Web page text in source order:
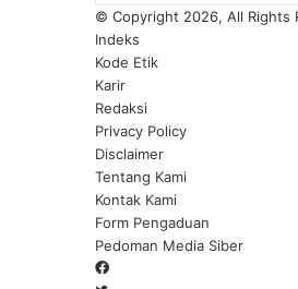
© Copyright 2026, All Rights
Indeks
Kode Etik
Karir
Redaksi
Privacy Policy
Disclaimer
Tentang Kami
Kontak Kami
Form Pengaduan
Pedoman Media Siber